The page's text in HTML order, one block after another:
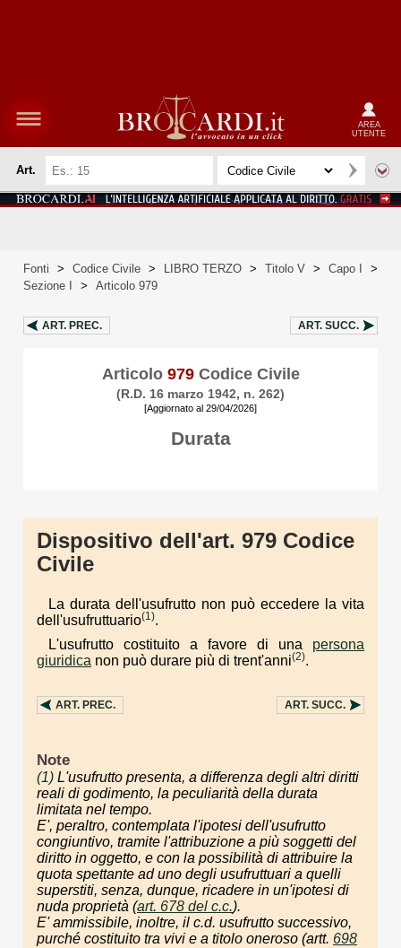
AREA
UTENTE
Art.
Fonti > Codice Civile > LIBRO TERZO > Titolo V > Capo I
>
Sezione I
> Articolo 979
ART. PREC. ART. SUCC.
Articolo 979Codice Civile
(R.D. 16 marzo 1942, n. 262)
[Aggiornato al 29/04/2026]
Durata
Dispositivo dell'art. 979 Codice
Civile
La durata dell'usufrutto non può eccedere la vita
dell'usufruttuario(1).
L'usufrutto costituito a favore di una persona
giuridica non può durare più di trent'anni(2).
ART. PREC. ART. SUCC.
Note
(1) L'usufrutto presenta, a differenza degli altri diritti
reali di godimento, la peculiarità della durata
limitata nel tempo.
E', peraltro, contemplata l'ipotesi dell'usufrutto
congiuntivo, tramite l'attribuzione a più soggetti del
diritto in oggetto, e con la possibilità di attribuire la
quota spettante ad uno degli usufruttuari a quelli
superstiti, senza, dunque, ricadere in un'ipotesi di
nuda proprietà (art. 678 del c.c.).
E' ammissibile, inoltre, il c.d. usufrutto successivo,
purché costituito tra vivi e a titolo oneroso (artt. 698